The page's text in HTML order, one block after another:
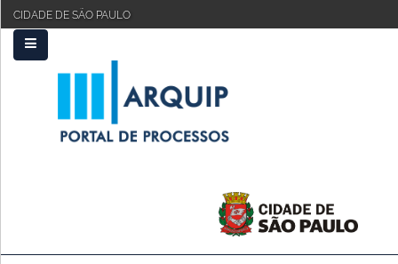
CIDADE DE SÃO PAULO
PRINCIPAL
FAQ